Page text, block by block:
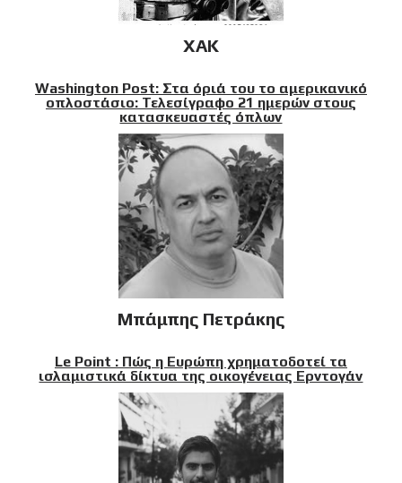
XAK
Washington Post: Στα όριά του το αμερικανικό
οπλοστάσιο: Τελεσίγραφο 21 ημερών στους
κατασκευαστές όπλων
Μπάμπης Πετράκης
Le Point : Πώς η Ευρώπη χρηματοδοτεί τα
ισλαμιστικά δίκτυα της οικογένειας Ερντογάν